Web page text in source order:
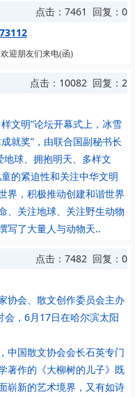
点击：7461 回复：0
迎朋友们来电(函)
点击：10082 回复：2
文明”论坛开幕式上，冰雪
就奖”，由联合国副秘书长
球、拥抱明天、多样文
的紧迫性和关注中华文明
界，积极推动创建和谐世界
、关注地球、关注野生动物
写了大量人与动物天..
点击：7482 回复：0
会、散文创作委员会主办
会，6月17日在哈尔滨太阳
国散文协会会长石英专门
著作的《大柳树的儿子》既
崭新的艺术境界，又有如诗